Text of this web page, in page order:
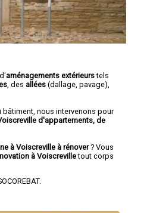
aménagements extérieurstels
, des allées (dallage, pavage),
nous intervenons pour
d'appartements, de
à Voiscreville à rénover? Vous
à Voiscrevilletout corps